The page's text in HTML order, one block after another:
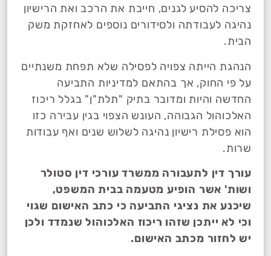
צריכה להסיע לגנים, חייבת את הרכב ואת הרישיון
נהיגה לעבודתה ולסידורים נוספים לאחזקת משק
הבית.
הנהגת הייתה צפויה לפסילה שלא תפחת משנתיים
על פי החוק, אך בהתאם למדיניות התביעה
החדשה והיות ומדובר בתיק "תלת"ן" בגלל ריכוז
האלכוהול הגבוהה, העונש הצפוי בגין עבירה כזו
הוא פסילת רישיון נהיגה לשלוש שנים ואף עבודות
שרות.
עורך דין לתעבורה ממשרד עורכי דין סטולר
ושות' אשר הופיע מטעמה בבית המשפט,
שיכנע את נציגי התביעה כי כתב האישום שגוי
וכי לא ייתכן שזהו ריכוז האלכוהול שנמדד ולכן
יש לחזור מכתב האישום.